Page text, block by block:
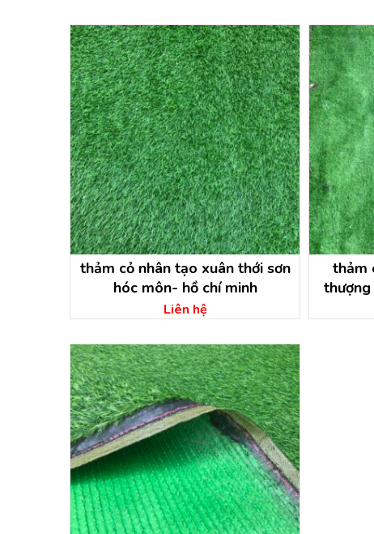
thảm cỏ nhân tạo xuân thới sơn
hóc môn- hồ chí minh
Liên hệ
thảm
thượng